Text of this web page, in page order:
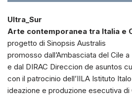
Ultra_Sur
Arte contemporanea tra Italia e
progetto di Sinopsis Australis
promosso dall’Ambasciata del Cile a
e dal DIRAC Direccion de asuntos
con il patrocinio dell’IILA Istituto
ideazione e produzione esecutiva di